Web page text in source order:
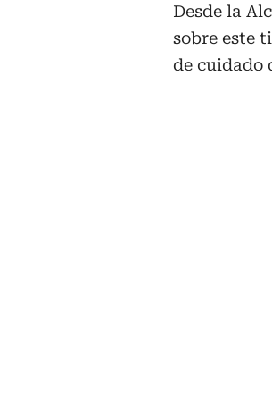
Desde la
sobre este
de cuidado